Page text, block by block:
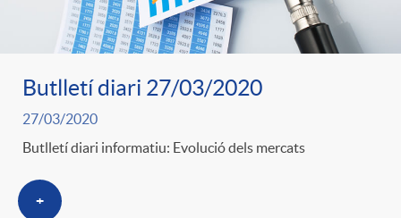
Butlletí diari 27/03/2020
27/03/2020
Butlletí diari informatiu: Evolució dels mercats
+